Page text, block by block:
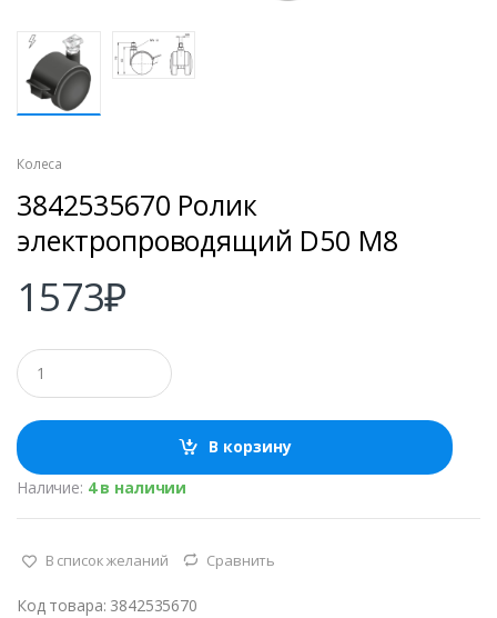
Колеса
3842535670 Ролик
электропроводящий D50 М8
1573₽
К
о
л
ч
е
с
т
в
В корзину
Наличие: 4 в наличии
В список желаний Сравнить
Код товара: 3842535670